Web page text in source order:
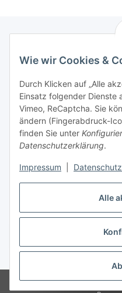
Alle
Wie wir Cookies &
Durch Klicken auf „Alle
Einsatz folgender Dienste
Vimeo, ReCaptcha. Sie
ändern (Fingerabdruck-
finden Sie unter
Datenschutzerklärung.
Impressum
Zahlungsmöglichkeiten
Versandinformationen
Gesetzliche Informationen
* Alle Preise inkl. gesetzlicher
© Made with ❤ in